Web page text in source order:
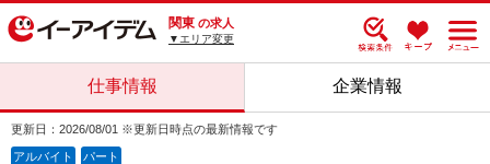
関東 の求人
▼エリア変更
仕事情報 企業情報
更新日：2026/08/01 ※更新日時点の最新情報です
アルバイト パート